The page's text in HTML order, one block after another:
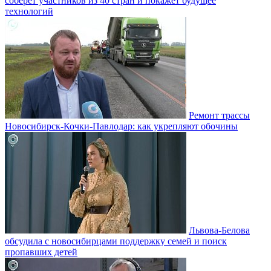
технологий
Ремонт трассы
Новосибирск-Кочки-Павлодар: как укрепляют обочины
Львова-Белова
обсудила с новосибирцами поддержку семей и поиск
пропавших детей